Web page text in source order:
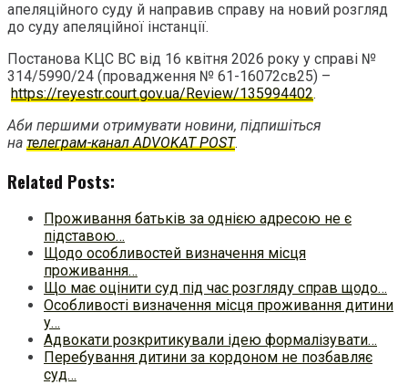
апеляційного суду й направив справу на новий розгляд
до суду апеляційної інстанції.
Постанова КЦС ВС від 16 квітня 2026 року у справі №
314/5990/24 (провадження № 61-16072св25) –
https://reyestr.court.gov.ua/Review/135994402.
Аби першими отримувати новини, підпишіться
на телеграм-канал ADVOKAT POST.
Related Posts:
Проживання батьків за однією адресою не є
підставою…
Щодо особливостей визначення місця
проживання…
Що має оцінити суд під час розгляду справ щодо…
Особливості визначення місця проживання дитини
у…
Адвокати розкритикували ідею формалізувати…
Перебування дитини за кордоном не позбавляє
суд…